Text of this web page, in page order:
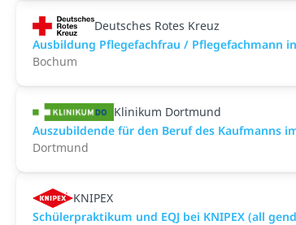
Deutsches Rotes Kreuz
Ausbildung Pflegefachfrau / Pflegefachmann
Bochum
Klinikum Dortmund
Auszubildende für den Beruf des Kaufmanns
Dortmund
KNIPEX
Schülerpraktikum und EQJ bei KNIPEX (all